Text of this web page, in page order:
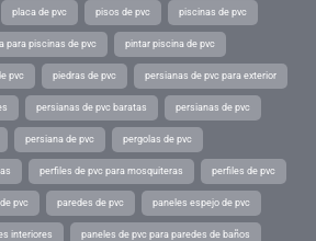
placa de pvc pisos de pvc piscinas de pvc
para piscinas de pvc pintar piscina de pvc
pvc piedras de pvc persianas de pvc para exterior
persianas de pvc baratas persianas de pvc
persiana de pvc pergolas de pvc
perfiles de pvc para mosquiteras perfiles de pvc
pvc paredes de pvc paneles espejo de pvc
interiores paneles de pvc para paredes de baños